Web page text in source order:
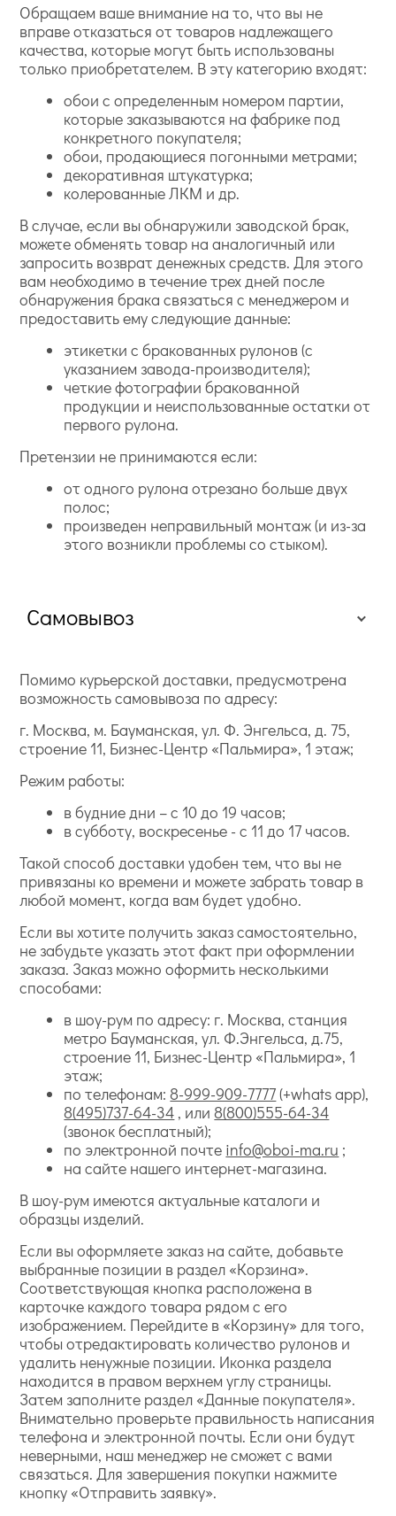
Обращаем ваше внимание на то, что вы не
вправе отказаться от товаров надлежащего
качества, которые могут быть использованы
только приобретателем. В эту категорию входят:
обои с определенным номером партии,
которые заказываются на фабрике под
конкретного покупателя;
обои, продающиеся погонными метрами;
декоративная штукатурка;
колерованные ЛКМ и др.
В случае, если вы обнаружили заводской брак,
можете обменять товар на аналогичный или
запросить возврат денежных средств. Для этого
вам необходимо в течение трех дней после
обнаружения брака связаться с менеджером и
предоставить ему следующие данные:
этикетки с бракованных рулонов (с
указанием завода-производителя);
четкие фотографии бракованной
продукции и неиспользованные остатки от
первого рулона.
Претензии не принимаются если:
от одного рулона отрезано больше двух
полос;
произведен неправильный монтаж (и из-за
этого возникли проблемы со стыком).
Самовывоз
Помимо курьерской доставки, предусмотрена
возможность самовывоза по адресу:
г. Москва, м. Бауманская, ул. Ф. Энгельса, д. 75,
строение 11, Бизнес-Центр «Пальмира», 1 этаж;
Режим работы:
в будние дни – с 10 до 19 часов;
в субботу, воскресенье - с 11 до 17 часов.
Такой способ доставки удобен тем, что вы не
привязаны ко времени и можете забрать товар в
любой момент, когда вам будет удобно.
Если вы хотите получить заказ самостоятельно,
не забудьте указать этот факт при оформлении
заказа. Заказ можно оформить несколькими
способами:
в шоу-рум по адресу: г. Москва, станция
метро Бауманская, ул. Ф.Энгельса, д.75,
строение 11, Бизнес-Центр «Пальмира», 1
этаж;
по телефонам: 8-999-909-7777(+whats app),
8(495)737-64-34 , или 8(800)555-64-34
(звонок бесплатный);
по электронной почте info@oboi-ma.ru ;
на сайте нашего интернет-магазина.
В шоу-рум имеются актуальные каталоги и
образцы изделий.
Если вы оформляете заказ на сайте, добавьте
выбранные позиции в раздел «Корзина».
Соответствующая кнопка расположена в
карточке каждого товара рядом с его
изображением. Перейдите в «Корзину» для того,
чтобы отредактировать количество рулонов и
удалить ненужные позиции. Иконка раздела
находится в правом верхнем углу страницы.
Затем заполните раздел «Данные покупателя».
Внимательно проверьте правильность написания
телефона и электронной почты. Если они будут
неверными, наш менеджер не сможет с вами
связаться. Для завершения покупки нажмите
кнопку «Отправить заявку».